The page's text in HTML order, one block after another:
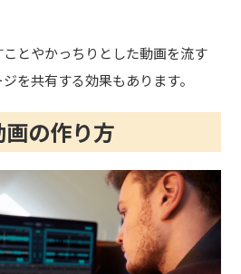
とやかっちりとした動画を流す
を共有する効果もあります。
の作り方